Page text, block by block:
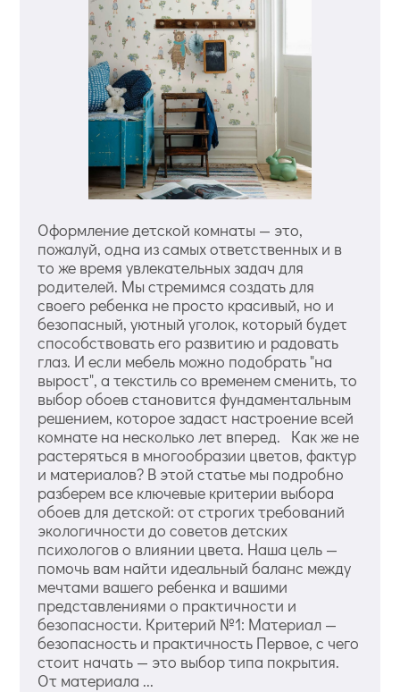
Оформление детской комнаты — это,
пожалуй, одна из самых ответственных и в
то же время увлекательных задач для
родителей. Мы стремимся создать для
своего ребенка не просто красивый, но и
безопасный, уютный уголок, который будет
способствовать его развитию и радовать
глаз. И если мебель можно подобрать "на
вырост", а текстиль со временем сменить, то
выбор обоев становится фундаментальным
решением, которое задаст настроение всей
комнате на несколько лет вперед. Как же не
растеряться в многообразии цветов, фактур
и материалов? В этой статье мы подробно
разберем все ключевые критерии выбора
обоев для детской: от строгих требований
экологичности до советов детских
психологов о влиянии цвета. Наша цель —
помочь вам найти идеальный баланс между
мечтами вашего ребенка и вашими
представлениями о практичности и
безопасности. Критерий №1: Материал —
безопасность и практичность Первое, с чего
стоит начать — это выбор типа покрытия.
От материала ...